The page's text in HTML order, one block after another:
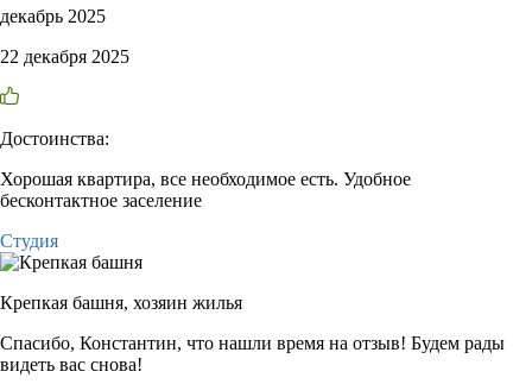
декабрь 2025
22 декабря 2025
Достоинства:
Хорошая квартира, все необходимое есть. Удобное
бесконтактное заселение
Студия
Крепкая башня, хозяин жилья
Спасибо, Константин, что нашли время на отзыв! Будем рады
видеть вас снова!